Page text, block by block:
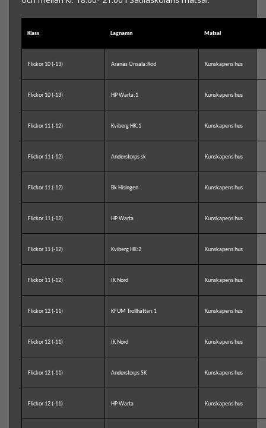
Klass Lagnamn Matsal
Flickor 10 (-13) Aranäs Onsala:Röd Kunskapens hus
Flickor 10 (-13) HP Warta:1 Kunskapens hus
Flickor 11 (-12) Kviberg HK:1 Kunskapens hus
Flickor 11 (-12) Anderstorps sk Kunskapens hus
Flickor 11 (-12) Bk Hisingen Kunskapens hus
Flickor 11 (-12) HP Warta Kunskapens hus
Flickor 11 (-12) Kviberg HK:2 Kunskapens hus
Flickor 11 (-12) IK Nord Kunskapens hus
Flickor 12 (-11) KFUM Trollhättan:1 Kunskapens hus
Flickor 12 (-11) IK Nord Kunskapens hus
Flickor 12 (-11) Anderstorps SK Kunskapens hus
Flickor 12 (-11) HP Warta Kunskapens hus